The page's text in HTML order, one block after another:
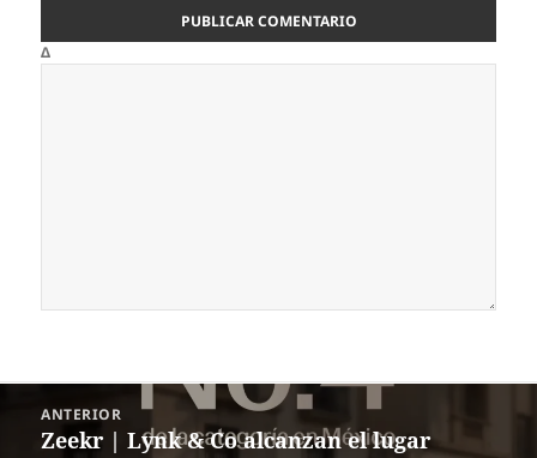
Δ
ANTERIOR
Entrada
Zeekr | Lynk & Co alcanzan el lugar